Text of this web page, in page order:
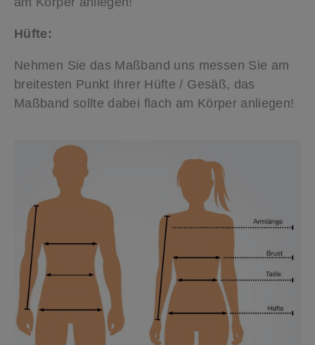
Hüfte:
Nehmen Sie das Maßband uns messen Sie am
breitesten Punkt Ihrer Hüfte / Gesäß, das
Maßband sollte dabei flach am Körper anliegen!